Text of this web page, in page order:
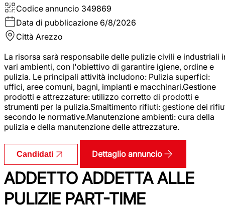
Codice annuncio 349869
Data di pubblicazione 6/8/2026
Città Arezzo
La risorsa sarà responsabile delle pulizie civili e industriali
vari ambienti, con l'obiettivo di garantire igiene, ordine e
pulizia. Le principali attività includono: Pulizia superfici:
uffici, aree comuni, bagni, impianti e macchinari.Gestione
prodotti e attrezzature: utilizzo corretto di prodotti e
strumenti per la pulizia.Smaltimento rifiuti: gestione dei
secondo le normative.Manutenzione ambienti: cura della
pulizia e della manutenzione delle attrezzature.
Candidati Dettaglio annuncio
ADDETTO ADDETTA ALLE
PULIZIE PART-TIME